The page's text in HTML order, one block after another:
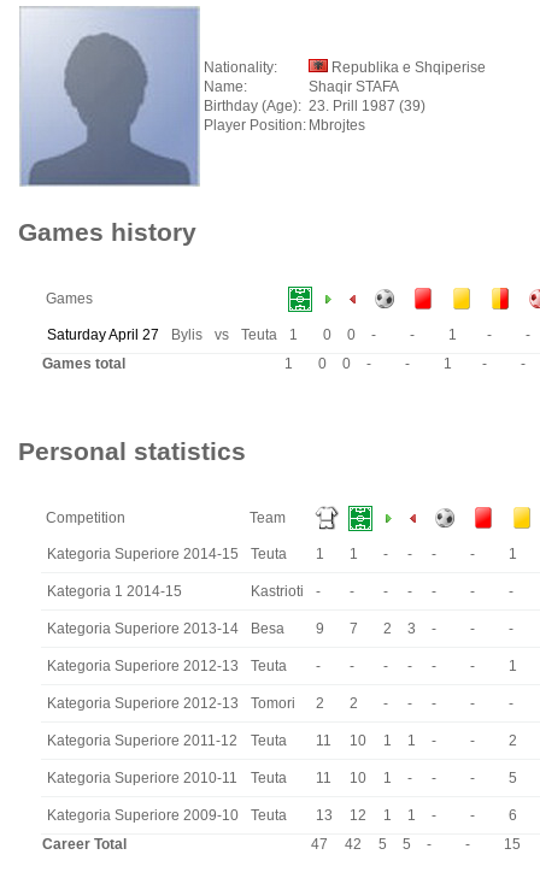
Nationality:
Republika e Shqiperise
Name:
Shaqir STAFA
Birthday (Age): 23. Prill 1987 (39)
Player Position: Mbrojtes
Games history
Games
Saturday April 27 Bylis vs Teuta 1 0 0 - - 1 -
-
Games total
1 0 0 - - 1 - -
Personal statistics
Competition Team
Kategoria Superiore 2014-15 Teuta 1 1 - - - - 1
Kategoria 1 2014-15 Kastrioti - - - - - - -
Kategoria Superiore 2013-14 Besa 9 7 2 3 - - -
Kategoria Superiore 2012-13 Teuta - - - - - - 1
Kategoria Superiore 2012-13 Tomori 2 2 - - - - -
Kategoria Superiore 2011-12 Teuta 11 10 1 1 - - 2
Kategoria Superiore 2010-11 Teuta 11 10 1 - - - 5
Kategoria Superiore 2009-10 Teuta 13 12 1 1 - -
6
Career Total
47 42 5 5 - - 15